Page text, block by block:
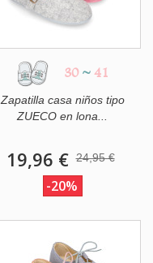
30 ~ 41
Zapatilla casa niños tipo
ZUECO en lona...
19,96 € 24,95 €
-20%